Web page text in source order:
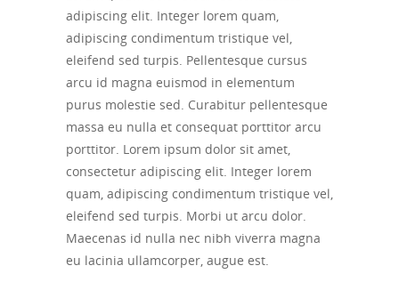
adipiscing elit. Integer lorem quam,
adipiscing condimentum tristique vel,
eleifend sed turpis. Pellentesque cursus
arcu id magna euismod in elementum
purus molestie sed. Curabitur pellentesque
massa eu nulla et consequat porttitor arcu
porttitor. Lorem ipsum dolor sit amet,
consectetur adipiscing elit. Integer lorem
quam, adipiscing condimentum tristique vel,
eleifend sed turpis. Morbi ut arcu dolor.
Maecenas id nulla nec nibh viverra magna
eu lacinia ullamcorper, augue est.